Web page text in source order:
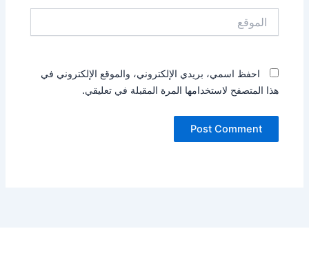
احفظ اسمي، بريدي الإلكتروني، والموقع الإلكتروني في
هذا المتصفح لاستخدامها المرة المقبلة في تعليقي.